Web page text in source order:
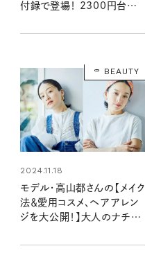
付録で登場！ 2300円台で
たみ傘（6/20発売リンネル
BEAUTY
2024.11.18
モデル・高山都さんの【メイク
法＆愛用コスメ、ヘアアレン
ジを大公開！】大人のナチュ
ントは？